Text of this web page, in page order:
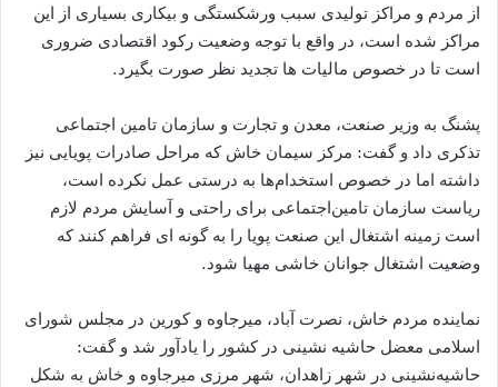
از مردم و مراکز تولیدی سبب ورشکستگی و بیکاری بسیاری از این
مراکز شده است، در واقع با توجه وضعیت رکود اقتصادی ضروری
است تا در خصوص مالیات ها تجدید نظر صورت بگیرد.
پشنگ به وزیر صنعت، معدن و تجارت و سازمان تامین اجتماعی
تذکری داد و گفت: مرکز سیمان خاش که مراحل صادرات پویایی نیز
داشته اما در خصوص استخدام‌ها به درستی عمل نکرده است،
ریاست سازمان تامین‌اجتماعی برای راحتی و آسایش مردم لازم
است زمینه اشتغال این صنعت پویا را به گونه ای فراهم کنند که
وضعیت اشتغال جوانان خاشی مهیا شود.
نماینده مردم خاش، نصرت آباد، میرجاوه و کورین در مجلس شورای
اسلامی معضل حاشیه نشینی در کشور را یادآور شد و گفت:
حاشیه‌نشینی در شهر زاهدان، شهر مرزی میرجاوه و خاش به شکل